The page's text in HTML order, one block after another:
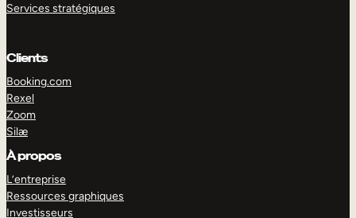
Services stratégiques
Clients
Booking.com
Rexel
Zoom
Silæ
À propos
L’entreprise
Ressources graphiques
Investisseurs